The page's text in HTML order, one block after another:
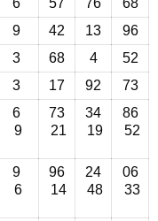
6 57 76
68
9 42 13 96
3 68 4
52
3 17 92 73
6
9
73
21
34
19
86
52
9
6
96
14
24
48
06
33